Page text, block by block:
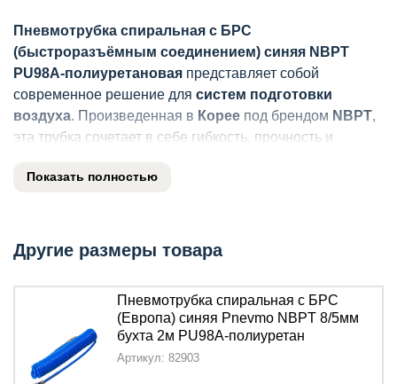
Пневмотрубка спиральная с БРС
(быстроразъёмным соединением) синяя NBPT
PU98A-полиуретановая представляет собой
современное решение для систем подготовки
воздуха. Произведенная в Корее под брендом NBPT,
эта трубка сочетает в себе гибкость, прочность и
характеристикам полиуретана.
Пневмотрубка спиральная NBPT PU98A
Материал: износостойкий полиуретансинего
цвета
Конструкция:спиральная
повышенной гибкости
Показать полностью
Другие размеры товара
Пневмотрубка спиральная с БРС
(Европа) синяя Pnevmo NBPT 8/5мм
бухта 2м PU98A-полиуретан
Артикул: 82903